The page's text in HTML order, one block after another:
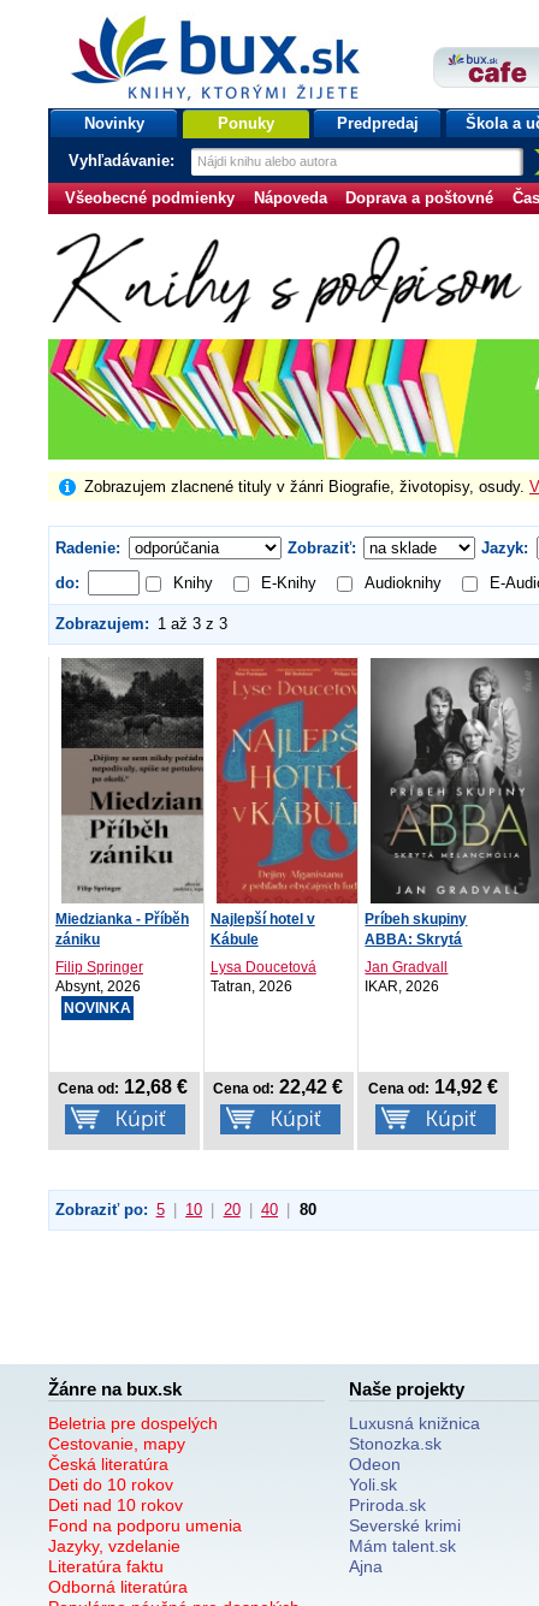
bux.sk
knihy, ktorými žijete
Úvodná stránka
Novinky Ponuky Predpredaj Škola a
Vyhľadávanie:
Všeobecné podmienky Nápoveda Doprava a poštovné
Zobrazujem zlacnené tituly v žánri Biografie, životopisy, osudy.
Radenie: Zobraziť:
Jazyk:
do:
Knihy E-Knihy Audioknihy E-
Zobrazujem: 1 až 3 z 3
Miedzianka - Příběh
zániku
Filip Springer
Absynt, 2026
NOVINKA
Cena od: 12,68 €
Najlepší hotel v
Kábule
Lysa Doucetová
Tatran, 2026
Cena od: 22,42 €
Príbeh skupiny
ABBA: Skrytá
melanchólia
Jan Gradvall
IKAR, 2026
Cena od: 14,92 €
Zobraziť po: 5 10 20 40 80
Žánre na bux.sk
Beletria pre dospelých
Cestovanie, mapy
Česká literatúra
Deti do 10 rokov
Deti nad 10 rokov
Fond na podporu umenia
Jazyky, vzdelanie
Literatúra faktu
Odborná literatúra
Naše projekty
Luxusná knižnica
Stonozka.sk
Odeon
Yoli.sk
Priroda.sk
Severské krimi
Mám talent.sk
Ajna